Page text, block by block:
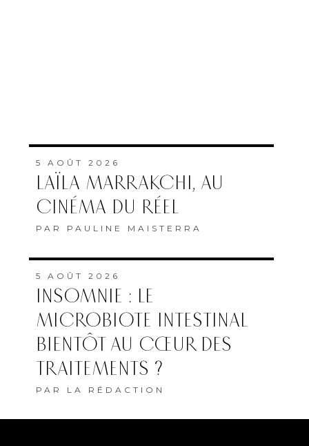
5 AOÛT 2026
LAÏLA MARRAKCHI, AU
CINÉMA DU RÉEL
PAR PAULINE MAISTERRA
5 AOÛT 2026
INSOMNIE : LE
MICROBIOTE INTESTINAL
BIENTÔT AU CŒUR DES
TRAITEMENTS ?
PAR LA RÉDACTION